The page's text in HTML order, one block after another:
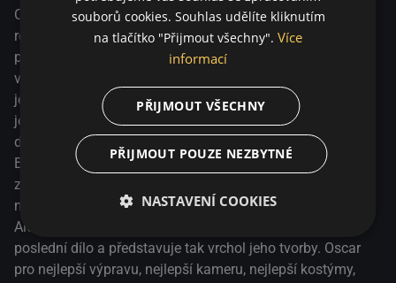
Očima desetiletého Alexandera sledujeme jeden bouřlivý
rok v životě rodiny Ekdahlových. Alexanderovi
představivost pohání kupředu kouzelné události, které
vedou a následují po smrti jeho otce. Díky novému sňatku
jeho matky s přísným prelátem jsou však Alexanderovi a
jeho sestře Fanny odmítnuty všechna možná potěšení a
děti jsou vystaveny jakémusi gotickému hororu. Biskup je
Bergmanovskou postavou, jejíž přísnost překračuje
zdravou mez. Jeho podlost však snímek zároveň
nahrazuje „laskavostí, náklonností a dobrem“. Fanny a
Alexander bylo původně zamýšleno jako Bergmanovo
poslední dílo a představuje tak vrchol jeho tvorby. Oscar
pro nejlepší výpravu, nejlepší kameru, nejlepší kostýmy,
souborů cookies. Souhlas udělíte kliknutím
na tlačítko "Přijmout všechny". Více
informací
PŘIJMOUT VŠECHNY
PŘIJMOUT POUZE NEZBYTNÉ
NASTAVENÍ COOKIES